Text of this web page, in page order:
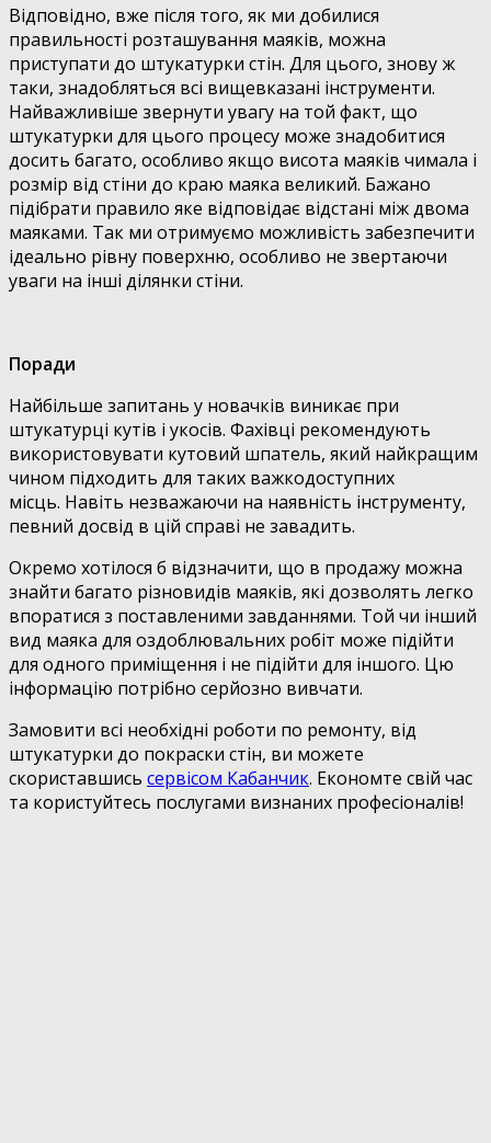
Відповідно, вже після того, як ми добилися
правильності розташування маяків, можна
приступати до штукатурки стін. Для цього, знову ж
таки, знадобляться всі вищевказані інструменти.
Найважливіше звернути увагу на той факт, що
штукатурки для цього процесу може знадобитися
досить багато, особливо якщо висота маяків чимала і
розмір від стіни до краю маяка великий. Бажано
підібрати правило яке відповідає відстані між двома
маяками. Так ми отримуємо можливість забезпечити
ідеально рівну поверхню, особливо не звертаючи
уваги на інші ділянки стіни.
Поради
Найбільше запитань у новачків виникає при
штукатурці кутів і укосів. Фахівці рекомендують
використовувати кутовий шпатель, який найкращим
чином підходить для таких важкодоступних
місць. Навіть незважаючи на наявність інструменту,
певний досвід в цій справі не завадить.
Окремо хотілося б відзначити, що в продажу можна
знайти багато різновидів маяків, які дозволять легко
впоратися з поставленими завданнями. Той чи інший
вид маяка для оздоблювальних робіт може підійти
для одного приміщення і не підійти для іншого. Цю
інформацію потрібно серйозно вивчати.
Замовити всі необхідні роботи по ремонту, від
штукатурки до покраски стін, ви можете
скориставшись сервісом Кабанчик. Економте свій час
та користуйтесь послугами визнаних професіоналів!